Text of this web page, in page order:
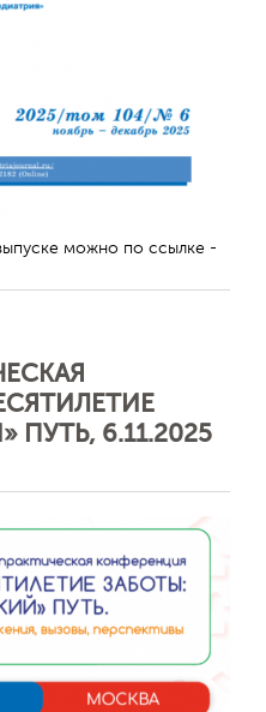
можно по ссылке -
ПУТЬ, 6.11.2025